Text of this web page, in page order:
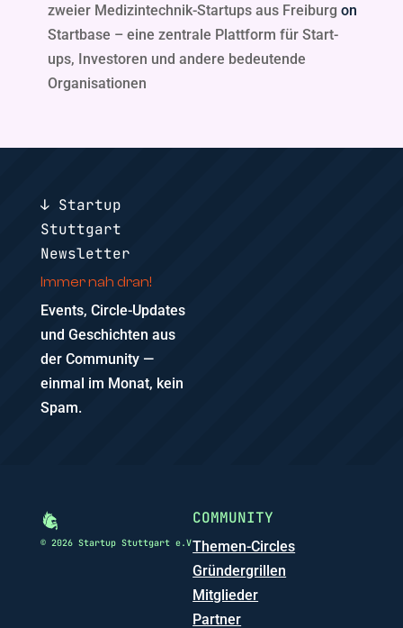
zweier Medizintechnik-Startups aus Freiburg on
Startbase – eine zentrale Plattform für Start-
ups, Investoren und andere bedeutende
Organisationen
↓ Startup
Stuttgart
Newsletter
Immer nah dran!
Events, Circle-Updates
und Geschichten aus
der Community —
einmal im Monat, kein
Spam.
© 2026 Startup Stuttgart e.V
COMMUNITY
Themen-Circles
Gründergrillen
Mitglieder
Partner